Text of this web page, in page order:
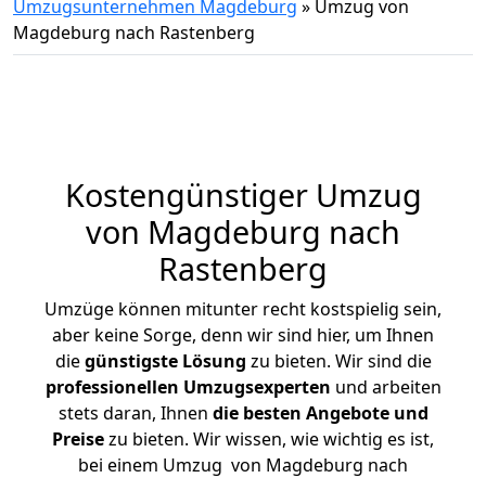
Umzugsunternehmen Magdeburg » Umzug von
Magdeburg nach Rastenberg
Kostengünstiger Umzug
von Magdeburg nach
Rastenberg
Umzüge können mitunter recht kostspielig sein,
aber keine Sorge, denn wir sind hier, um Ihnen
diegünstigste Lösung zu bieten. Wir sind die
professionellen Umzugsexperten und arbeiten
stets daran, Ihnen die besten Angebote und
Preisezu bieten. Wir wissen, wie wichtig es ist,
bei einem Umzug von Magdeburg nach